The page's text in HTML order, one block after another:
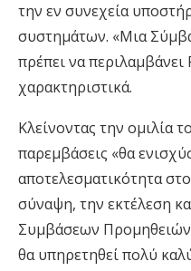
την εν συνεχεία
συστημάτων. «Μια
πρέπει να περιλαμβάνει
χαρακτηριστικά.
Κλείνοντας την ομιλία
παρεμβάσεις «θα
αποτελεσματικότητα
σύναψη, την εκτέλεση
Συμβάσεων
θα υπηρετηθεί πολύ